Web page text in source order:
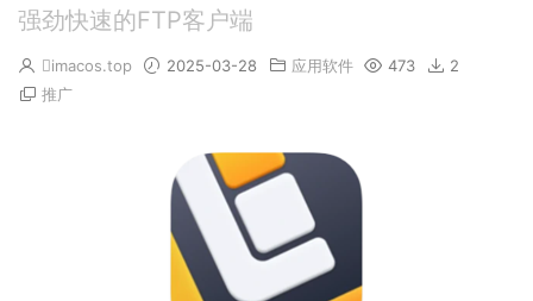
强劲快速的FTP客户端
imacos.top 2025-03-28 应用软件 473
2
推广